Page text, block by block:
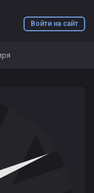
Войти на сайт